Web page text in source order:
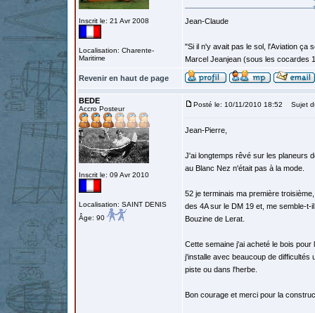
Inscrit le: 21 Avr 2008
Localisation: Charente-
Maritime
Jean-Claude
"Si il n'y avait pas le sol, l'Aviation ça
Marcel Jeanjean (sous les cocardes
Revenir en haut de page
BEDE
Accro Posteur
Inscrit le: 09 Avr 2010
Localisation: SAINT DENIS
Âge: 90
Posté le: 10/11/2010 18:52 Sujet
Jean-Pierre,
J'ai longtemps rêvé sur les planeurs
au Blanc Nez n'était pas à la mode.
52 je terminais ma première
des 4A sur le DM 19 et, me semble-
Bouzine de Lerat.
Cette semaine j'ai acheté le bois
j'installe avec beaucoup de
piste ou dans l'herbe.
Bon courage et merci pour la